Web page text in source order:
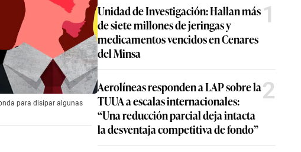
para disipar algunas
Unidad de Investigación: Hallan más
de siete millones de jeringas y
medicamentos vencidos en Cenares
del Minsa
1
Aerolíneas responden a LAP sobre la
TUUA a escalas internacionales:
“Una reducción parcial deja intacta
la desventaja competitiva de fondo”
2